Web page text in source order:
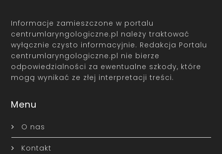
Informacje zamieszczone w portalu
centrumlaryngologiczne.pl należy traktować
wyłącznie czysto informacyjnie. Redakcja Portalu
centrumlaryngologiczne.pl nie bierze
odpowiedzialności za ewentualne szkody, które
mogą wynikać ze złej interpretacji treści.
Menu
O nas
Kontakt